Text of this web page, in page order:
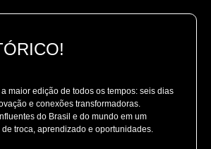
maior edição de todos os tempos: seis dias
e conexões transformadoras.
do Brasil e do mundo em um
troca, aprendizado e oportunidades.